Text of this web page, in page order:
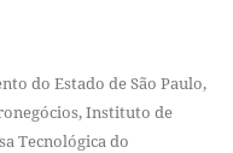
do Estado de São Paulo,
Instituto de
Tecnológica do